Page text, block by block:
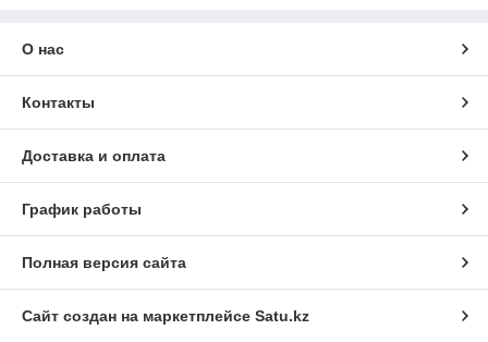
О нас
Контакты
Доставка и оплата
График работы
Полная версия сайта
Сайт создан на маркетплейсе Satu.kz